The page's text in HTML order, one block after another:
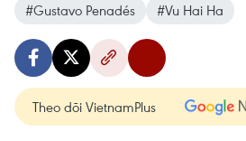
#Gustavo Penadés #Vu Hai Ha
Theo dõi VietnamPlus